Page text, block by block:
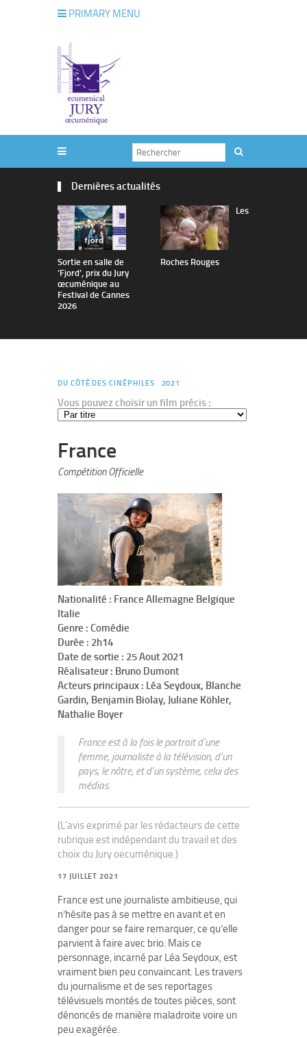
PRIMARY MENU
Dernières actualités
Sortie en salle de
’Fjord’, prix du Jury
œcuménique au
Festival de Cannes
2026
Les
Roches Rouges
DU CÔTÉ DES CINÉPHILES 2021
Vous pouvez choisir un film précis :
France
Compétition Officielle
Nationalité : France Allemagne Belgique
Italie
Genre : Comédie
Durée : 2h14
Date de sortie : 25 Aout 2021
Réalisateur : Bruno Dumont
Acteurs principaux : Léa Seydoux, Blanche
Gardin, Benjamin Biolay, Juliane Köhler,
Nathalie Boyer
Franceest à la fois le portrait d’une
femme, journaliste à la télévision, d’un
pays, le nôtre, et d’un système, celui des
médias.
(L'avis exprimé par les rédacteurs de cette
rubrique est indépendant du travail et des
choix du Jury oecuménique.)
17 JUILLET 2021
France est une journaliste ambitieuse, qui
n’hésite pas à se mettre en avant et en
danger pour se faire remarquer, ce qu’elle
parvient à faire avec brio. Mais ce
personnage, incarné par Léa Seydoux, est
vraiment bien peu convaincant. Les travers
du journalisme et de ses reportages
télévisuels montés de toutes pièces, sont
dénoncés de manière maladroite voire un
peu exagérée.